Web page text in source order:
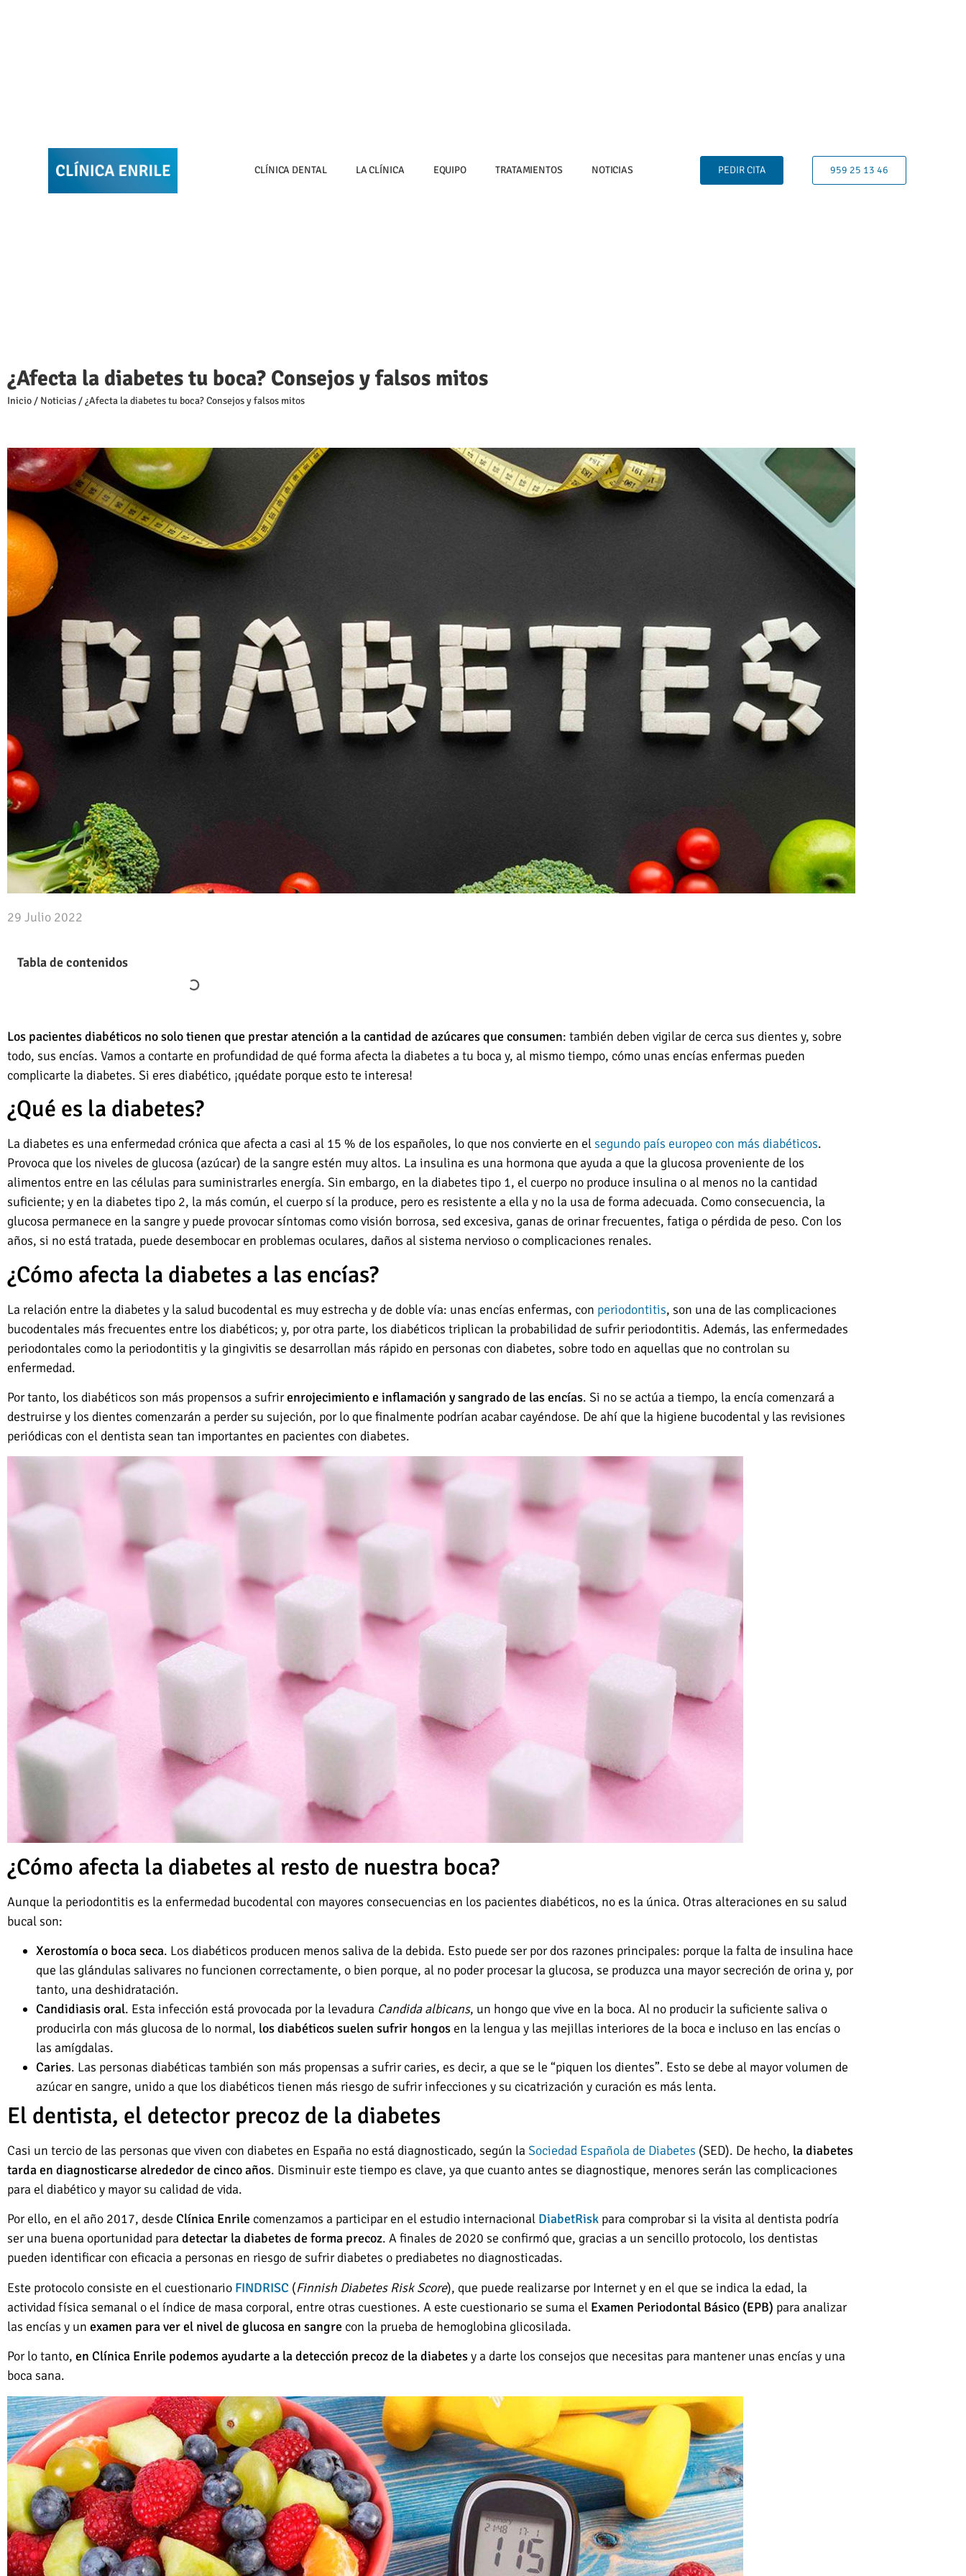
CLÍNICA DENTAL LA CLÍNICA EQUIPO TRATAMIENTOS NOTICIAS PEDIR CITA 959 25 13 46
¿Afecta la diabetes tu boca? Consejos y falsos mitos
Inicio / Noticias /¿Afecta la diabetes tu boca? Consejos y falsos mitos
29 Julio 2022
Tabla de contenidos
Los pacientes diabéticos no solo tienen que prestar atención a la cantidad de azúcares que consumen: también deben vigilar de cerca sus dientes y, sobre
todo, sus encías. Vamos a contarte en profundidad de qué forma afecta la diabetes a tu boca y, al mismo tiempo, cómo unas encías enfermas pueden
complicarte la diabetes. Si eres diabético, ¡quédate porque esto te interesa!
¿Qué es la diabetes?
La diabetes es una enfermedad crónica que afecta a casi al 15 % de los españoles, lo que nos convierte en elsegundo país europeo con más diabéticos.
Provoca que los niveles de glucosa (azúcar) de la sangre estén muy altos. La insulina es una hormona que ayuda a que la glucosa proveniente de los
alimentos entre en las células para suministrarles energía. Sin embargo, en la diabetes tipo 1, el cuerpo no produce insulina o al menos no la cantidad
suficiente; y en la diabetes tipo 2, la más común, el cuerpo sí la produce, pero es resistente a ella y no la usa de forma adecuada. Como consecuencia, la
glucosa permanece en la sangre y puede provocar síntomas como visión borrosa, sed excesiva, ganas de orinar frecuentes, fatiga o pérdida de peso. Con los
años, si no está tratada, puede desembocar en problemas oculares, daños al sistema nervioso o complicaciones renales.
¿Cómo afecta la diabetes a las encías?
La relación entre la diabetes y la salud bucodental es muy estrecha y de doble vía: unas encías enfermas, con periodontitis, son una de las complicaciones
bucodentales más frecuentes entre los diabéticos; y, por otra parte, los diabéticos triplican la probabilidad de sufrir periodontitis. Además, las enfermedades
periodontales como la periodontitis y la gingivitis se desarrollan más rápido en personas con diabetes, sobre todo en aquellas que no controlan su
enfermedad.
Por tanto, los diabéticos son más propensos a sufrirenrojecimiento e inflamación y sangrado de las encías. Si no se actúa a tiempo, la encía comenzará a
destruirse y los dientes comenzarán a perder su sujeción, por lo que finalmente podrían acabar cayéndose. De ahí que la higiene bucodental y las revisiones
periódicas con el dentista sean tan importantes en pacientes con diabetes.
¿Cómo afecta la diabetes al resto de nuestra boca?
Aunque la periodontitis es la enfermedad bucodental con mayores consecuencias en los pacientes diabéticos, no es la única. Otras alteraciones en su salud
bucal son:
Xerostomía o boca seca. Los diabéticos producen menos saliva de la debida. Esto puede ser por dos razones principales: porque la falta de insulina hace
que las glándulas salivares no funcionen correctamente, o bien porque, al no poder procesar la glucosa, se produzca una mayor secreción de orina y, por
tanto, una deshidratación.
Candidiasis oral. Esta infección está provocada por la levadura Candida albicans, un hongo que vive en la boca. Al no producir la suficiente saliva o
producirla con más glucosa de lo normal, los diabéticos suelen sufrir hongos en la lengua y las mejillas interiores de la boca e incluso en las encías o
las amígdalas.
Caries. Las personas diabéticas también son más propensas a sufrir caries, es decir, a que se le “piquen los dientes”. Esto se debe al mayor volumen de
azúcar en sangre, unido a que los diabéticos tienen más riesgo de sufrir infecciones y su cicatrización y curación es más lenta.
El dentista, el detector precoz de la diabetes
Casi un tercio de las personas que viven con diabetes en España no está diagnosticado, según la Sociedad Española de Diabetes (SED). De hecho, la diabetes
tarda en diagnosticarse alrededor de cinco años. Disminuir este tiempo es clave, ya que cuanto antes se diagnostique, menores serán las complicaciones
para el diabético y mayor su calidad de vida.
Por ello, en el año 2017, desde Clínica Enrile comenzamos a participar en el estudio internacional DiabetRisk para comprobar si la visita al dentista podría
ser una buena oportunidad para detectar la diabetes de forma precoz. A finales de 2020 se confirmó que, gracias a un sencillo protocolo, los dentistas
pueden identificar con eficacia a personas en riesgo de sufrir diabetes o prediabetes no diagnosticadas.
Este protocolo consiste en el cuestionario FINDRISC (Finnish Diabetes Risk Score), que puede realizarse por Internet y en el que se indica la edad, la
actividad física semanal o el índice de masa corporal, entre otras cuestiones. A este cuestionario se suma el Examen Periodontal Básico (EPB) para analizar
las encías y un examen para ver el nivel de glucosa en sangre con la prueba de hemoglobina glicosilada.
Por lo tanto, en Clínica Enrile podemos ayudarte a la detección precoz de la diabetesy a darte los consejos que necesitas para mantener unas encías y una
boca sana.